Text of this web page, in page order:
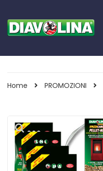
Home PROMOZIONI